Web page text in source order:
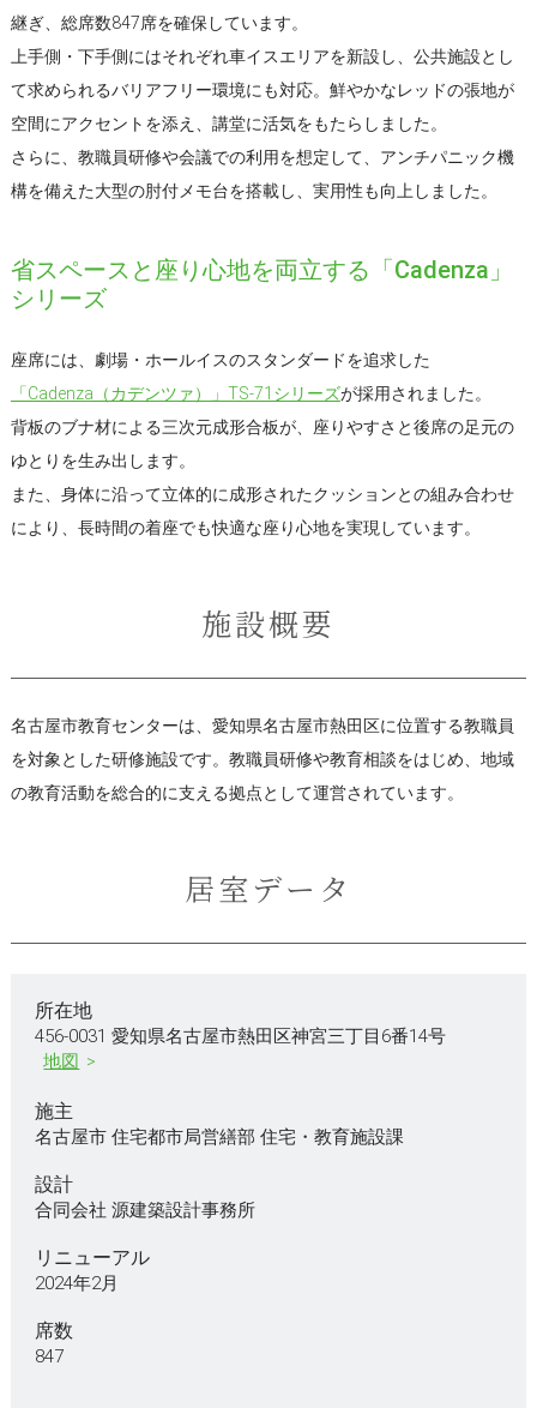
継ぎ、総席数847席を確保しています。
上手側・下手側にはそれぞれ車イスエリアを新設し、公共施設とし
て求められるバリアフリー環境にも対応。鮮やかなレッドの張地が
空間にアクセントを添え、講堂に活気をもたらしました。
さらに、教職員研修や会議での利用を想定して、アンチパニック機
構を備えた大型の肘付メモ台を搭載し、実用性も向上しました。
省スペースと座り心地を両立する「Cadenza」
シリーズ
座席には、劇場・ホールイスのスタンダードを追求した
「Cadenza（カデンツァ）」TS-71シリーズが採用されました。
背板のブナ材による三次元成形合板が、座りやすさと後席の足元の
ゆとりを生み出します。
また、身体に沿って立体的に成形されたクッションとの組み合わせ
により、長時間の着座でも快適な座り心地を実現しています。
施設概要
名古屋市教育センターは、愛知県名古屋市熱田区に位置する教職員
を対象とした研修施設です。教職員研修や教育相談をはじめ、地域
の教育活動を総合的に支える拠点として運営されています。
居室データ
所在地
456-0031 愛知県名古屋市熱田区神宮三丁目6番14号
地図
施主
名古屋市 住宅都市局営繕部 住宅・教育施設課
設計
合同会社 源建築設計事務所
リニューアル
2024年2月
席数
847